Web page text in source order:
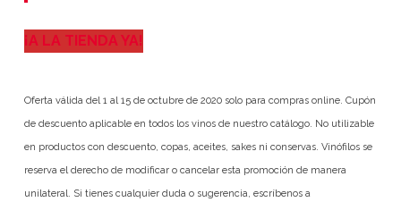
¡A LA TIENDA YA!
Oferta válida del 1 al 15 de octubre de 2020 solo para compras online. Cupón
de descuento aplicable en todos los vinos de nuestro catálogo. No utilizable
en productos con descuento, copas, aceites, sakes ni conservas. Vinófilos se
reserva el derecho de modificar o cancelar esta promoción de manera
unilateral. Si tienes cualquier duda o sugerencia, escríbenos a